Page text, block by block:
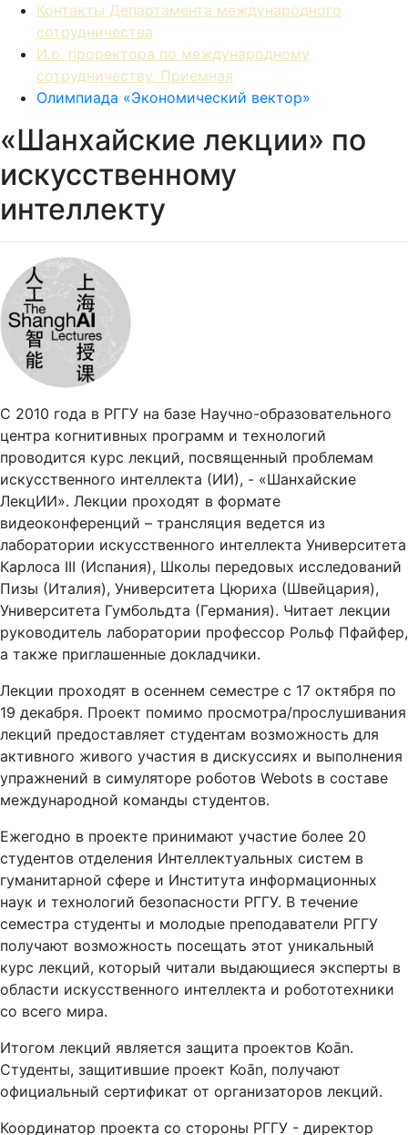
Контакты Департамента международного
сотрудничества
И.о. проректора по международному
сотрудничеству. Приемная
Олимпиада «Экономический вектор»
«Шанхайские лекции» по
искусственному
интеллекту
С 2010 года в РГГУ на базе Научно-образовательного
центра когнитивных программ и технологий
проводится курс лекций, посвященный проблемам
искусственного интеллекта (ИИ), - «Шанхайские
ЛекцИИ». Лекции проходят в формате
видеоконференций – трансляция ведется из
лаборатории искусственного интеллекта Университета
Карлоса III (Испания), Школы передовых исследований
Пизы (Италия), Университета Цюриха (Швейцария),
Университета Гумбольдта (Германия). Читает лекции
руководитель лаборатории профессор Рольф Пфайфер,
а также приглашенные докладчики.
Лекции проходят в осеннем семестре с 17 октября по
19 декабря. Проект помимо просмотра/прослушивания
лекций предоставляет студентам возможность для
активного живого участия в дискуссиях и выполнения
упражнений в симуляторе роботов Webots в составе
международной команды студентов.
Ежегодно в проекте принимают участие более 20
студентов отделения Интеллектуальных систем в
гуманитарной сфере и Института информационных
наук и технологий безопасности РГГУ. В течение
семестра студенты и молодые преподаватели РГГУ
получают возможность посещать этот уникальный
курс лекций, который читали выдающиеся эксперты в
области искусственного интеллекта и робототехники
со всего мира.
Итогом лекций является защита проектов Koān.
Студенты, защитившие проект Koān, получают
официальный сертификат от организаторов лекций.
Координатор проекта со стороны РГГУ - директор